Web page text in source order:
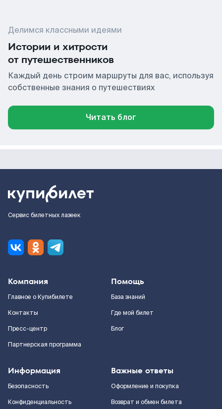
Делимся классными идеями
Истории и хитрости
от путешественников
Каждый день строим маршруты для вас, используя
собственные знания о путешествиях
Читать блог
Сервис билетных лазеек
Компания
Главное о Купибилете
Контакты
Пресс-центр
Партнерская программа
Помощь
База знаний
Где мой билет
Блог
Информация
Безопасность
Конфиденциальность
Важные ответы
Оформление и покупка
Возврат и обмен билета